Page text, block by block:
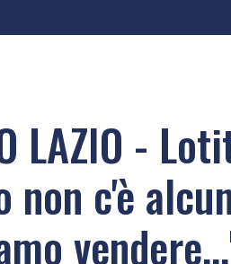
LAZIO -
non c'è